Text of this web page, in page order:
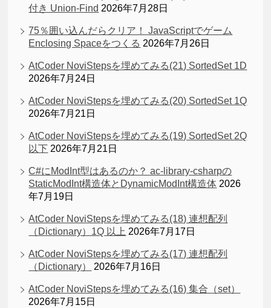
付き Union-Find 2026年7月28日
75％囲い込んだらクリア！ JavaScriptでゲーム
Enclosing Spaceをつくる 2026年7月26日
AtCoder NoviStepsを埋めてみる(21) SortedSet 1D
2026年7月24日
AtCoder NoviStepsを埋めてみる(20) SortedSet 1Q
2026年7月21日
AtCoder NoviStepsを埋めてみる(19) SortedSet 2Q
以下 2026年7月21日
C#にModInt型はあるのか？ ac-library-csharpの
StaticModInt構造体とDynamicModInt構造体 2026
年7月19日
AtCoder NoviStepsを埋めてみる(18) 連想配列
（Dictionary）1Q 以上 2026年7月17日
AtCoder NoviStepsを埋めてみる(17) 連想配列
（Dictionary）
2026年7月16日
AtCoder NoviStepsを埋めてみる(16) 集合（set）
2026年7月15日